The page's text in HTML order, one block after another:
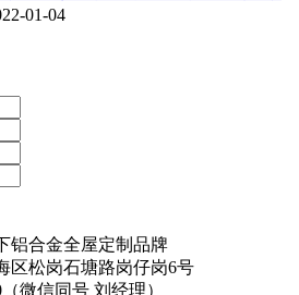
01-04
铝合金全屋定制品牌
区松岗石塘路岗仔岗6号
微信同号 刘经理）